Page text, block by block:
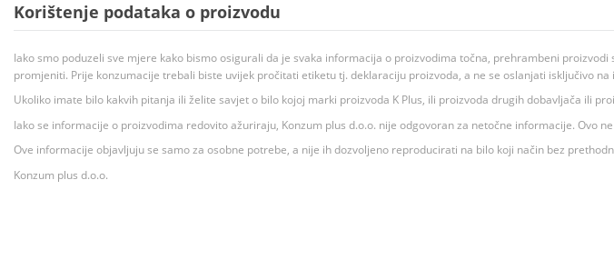
Korištenje podataka o proizvodu
Iako smo poduzeli sve mjere kako bismo osigurali da je svaka informacija o proizvodima točna, prehrambeni
promjeniti. Prije konzumacije trebali biste uvijek pročitati etiketu tj. deklaraciju proizvoda, a ne se oslanjati isključivo
Ukoliko imate bilo kakvih pitanja ili želite savjet o bilo kojoj marki proizvoda K Plus, ili proizvoda drugih dobavljača ili
Iako se informacije o proizvodima redovito ažuriraju, Konzum plus d.o.o. nije odgovoran za netočne informacije. Ovo
Ove informacije objavljuju se samo za osobne potrebe, a nije ih dozvoljeno reproducirati na bilo koji način bez
Konzum plus d.o.o.